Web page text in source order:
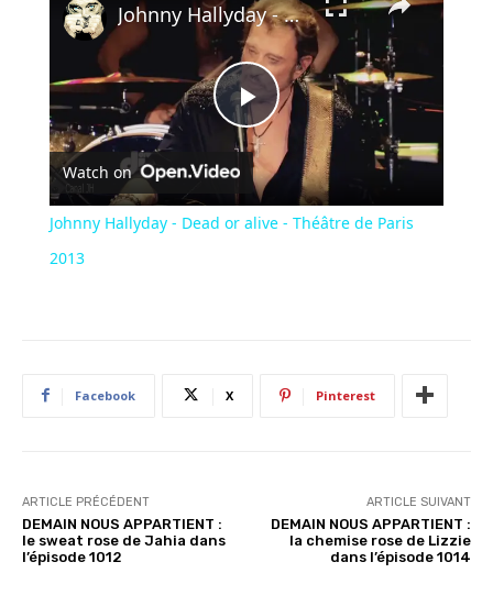
Play
Video
Johnny Hallyday - Dead or alive - Théâtre de Paris 2013
Watch on
Johnny Hallyday - Dead or alive - Théâtre de Paris
2013
Facebook X Pinterest
ARTICLE PRÉCÉDENT
DEMAIN NOUS APPARTIENT :
le sweat rose de Jahia dans
l’épisode 1012
ARTICLE SUIVANT
DEMAIN NOUS APPARTIENT :
la chemise rose de Lizzie
dans l’épisode 1014